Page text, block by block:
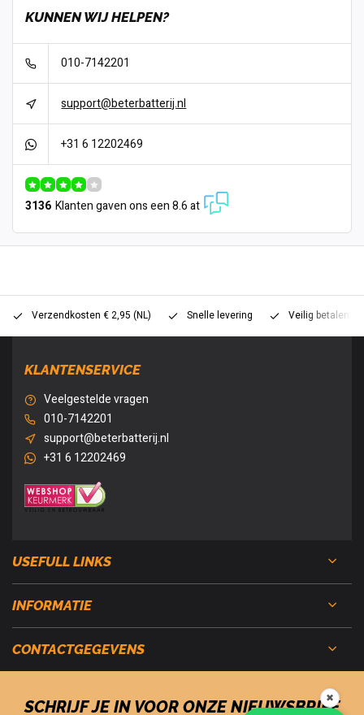
KUNNEN WIJ HELPEN?
010-7142201
support@beterbatterij.nl
+31 6 12202469
3136 Klanten gaven ons een 8.6 at
Verzendkosten € 2,95 (NL) Snelle levering Veilig betalen
KLANTENSERVICE
Veelgestelde vragen
010-7142201
support@beterbatterij.nl
+31 6 12202469
USEFULL LINKS
INFORMATIE
CONTACTGEGEVENS
SCHRIJF JE IN VOOR ONZE NIEUWSBRIEF
✖